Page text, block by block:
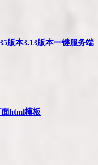
版本3.13版本一键服务端
html模板